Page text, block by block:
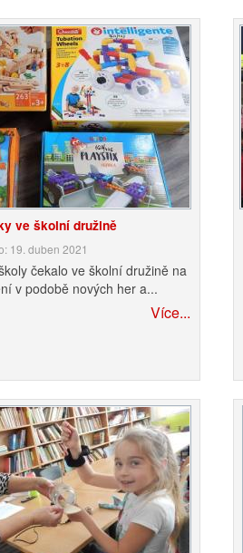
ve školní družině
19. duben 2021
čekalo ve školní družině na
v podobě nových her a...
Více...